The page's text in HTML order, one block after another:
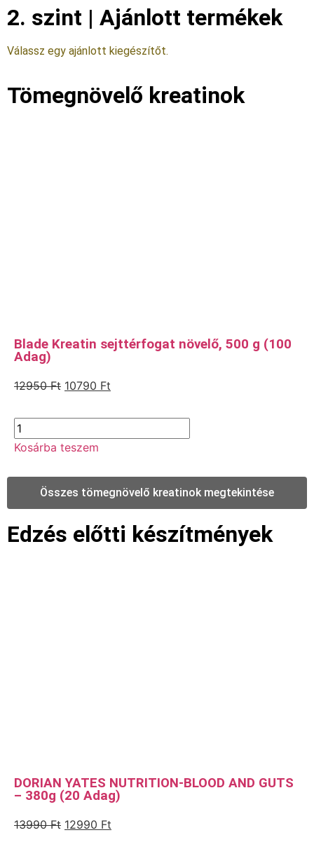
2. szint | Ajánlott termékek
Válassz egy ajánlott kiegészítőt.
Tömegnövelő kreatinok
Blade Kreatin sejttérfogat növelő, 500 g (100
Adag)
12950Ft 10790 Ft
Kosárba teszem
Összes tömegnövelő kreatinok megtekintése
Edzés előtti készítmények
DORIAN YATES NUTRITION-BLOOD AND GUTS
– 380g (20 Adag)
13990Ft 12990 Ft